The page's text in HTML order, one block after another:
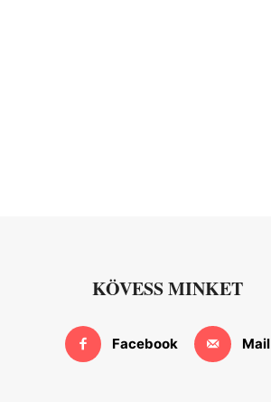
KÖVESS MINKET
Facebook Mail